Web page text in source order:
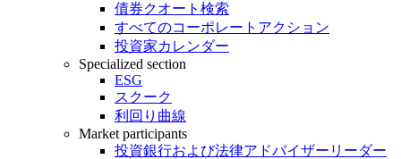
債券クオート検索
すべてのコーポレートアクション
投資家カレンダー
Specialized section
ESG
スクーク
利回り曲線
Market participants
投資銀行および法律アドバイザーリーダー